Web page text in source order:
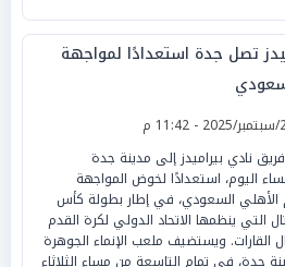
تصل جدة استعدادًا لمواجهة
نادي بيراميدز إلى مدينة جدة
اليوم، استعدادًا لخوض المواجهة
الأهلي السعودي، في إطار بطولة كأس
التي ينظمها الاتحاد الدولي لكرة القدم
القارات. ويستضيف ملعب الإنماء الجوهرة
جدة، في تمام التاسعة من مساء الثلاثاء